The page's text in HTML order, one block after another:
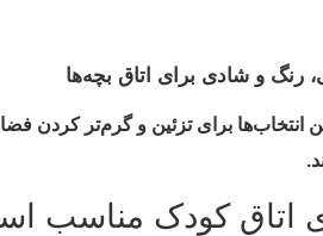
رنگ و شادی برای اتاق بچه‌ها
انتخاب‌ها برای تزئین و گرم‌تر
اتاق کودک مناسب